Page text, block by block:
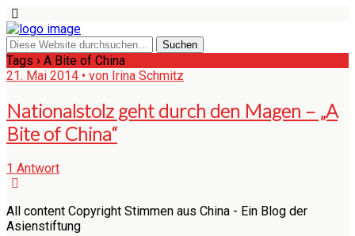
Tags › A Bite of China
21. Mai 2014 • von Irina Schmitz
Nationalstolz geht durch den Magen – „A
Bite of China“
1 Antwort
All content Copyright Stimmen aus China - Ein Blog der
Asienstiftung